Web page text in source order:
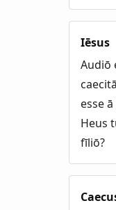
Iēsus
Audiō
esse
Heus
fīliō?